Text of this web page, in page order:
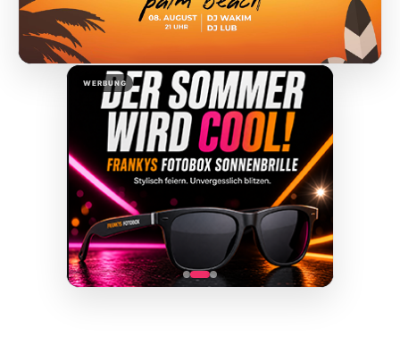
WERBUNG